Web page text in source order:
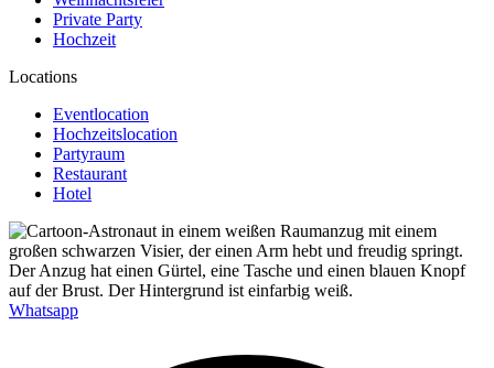
Private Party
Hochzeit
Locations
Eventlocation
Hochzeitslocation
Partyraum
Restaurant
Hotel
Whatsapp